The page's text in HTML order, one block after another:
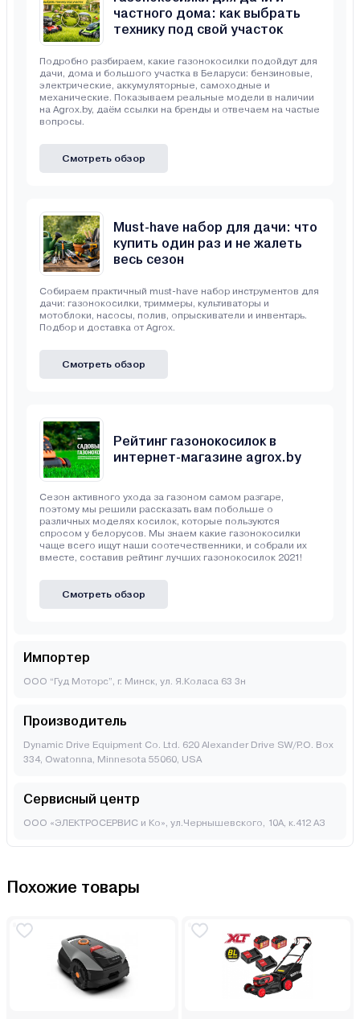
частного дома: как выбрать
технику под свой участок
Подробно разбираем, какие газонокосилки подойдут для
дачи, дома и большого участка в Беларуси: бензиновые,
электрические, аккумуляторные, самоходные и
механические. Показываем реальные модели в наличии
на Agrox.by, даём ссылки на бренды и отвечаем на частые
вопросы.
Смотреть обзор
Must-have набор для дачи: что
купить один раз и не жалеть
весь сезон
Собираем практичный must-have набор инструментов для
дачи: газонокосилки, триммеры, культиваторы и
мотоблоки, насосы, полив, опрыскиватели и инвентарь.
Подбор и доставка от Agrox.
Смотреть обзор
Рейтинг газонокосилок в
интернет-магазине agrox.by
Сезон активного ухода за газоном самом разгаре,
поэтому мы решили рассказать вам побольше о
различных моделях косилок, которые пользуются
спросом у белорусов. Мы знаем какие газонокосилки
чаще всего ищут наши соотечественники, и собрали их
вместе, составив рейтинг лучших газонокосилок 2021!
Смотреть обзор
Импортер
ООО “Гуд Моторс”, г. Минск, ул. Я.Коласа 63 3н
Производитель
Dynamic Drive Equipment Co. Ltd. 620 Alexander Drive SW/P.O. Box
334, Owatonna, Minnesota 55060, USA
Сервисный центр
ООО «ЭЛЕКТРОСЕРВИС и Ко», ул.Чернышевского, 10А, к.412 АЗ
Похожие товары